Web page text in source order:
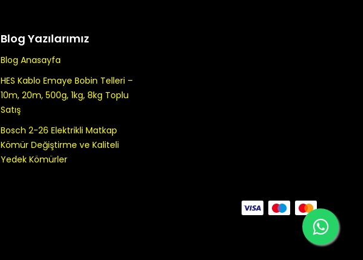
Blog Yazılarımız
Blog Anasayfa
HES Kablo Emaye Bobin Telleri –
10m, 20m, 500g, 1kg, 8kg Toplu
Satış
Bosch 2-26 Elektrikli Matkap
Kömür Değiştirme ve Kaliteli
Yedek Kömürler